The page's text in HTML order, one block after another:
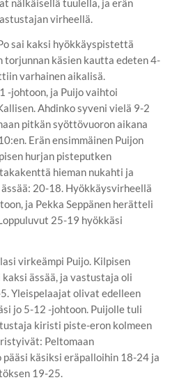
nälkäisellä tuulella, ja erän
virheellä.
sai kaksi hyökkäyspistettä
torjunnan käsien kautta edeten 4-
varhainen aikalisä.
-johtoon, ja Puijo vaihtoi
Ahdinko syveni vielä 9-2
pitkän syöttövuoron aikana
Erän ensimmäinen Puijon
hurjan pisteputken
hieman nukahti ja
20-18. Hyökkäysvirheellä
ja Pekka Seppänen herätteli
25-19 hyökkäsi
virkeämpi Puijo. Kilpisen
ässää, ja vastustaja oli
Yleispelaajat olivat edelleen
jo 5-12 -johtoon. Puijolle tuli
kiristi piste-eron kolmeen
Peltomaan
käsiksi eräpalloihin 18-24 ja
19-25.